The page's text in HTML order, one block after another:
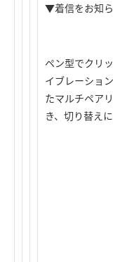
▼着信をお知
ペン型でクリ
イブレーショ
たマルチペア
き、切り替え